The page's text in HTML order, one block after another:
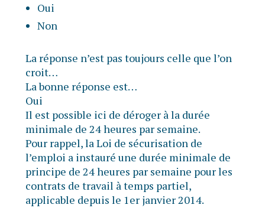
Oui
Non
La réponse n’est pas toujours celle que l’on
croit…
La bonne réponse est…
Oui
Il est possible ici de déroger à la durée
minimale de 24 heures par semaine.
Pour rappel, la Loi de sécurisation de
l’emploi a instauré une durée minimale de
principe de 24 heures par semaine pour les
contrats de travail à temps partiel,
applicable depuis le 1er janvier 2014.